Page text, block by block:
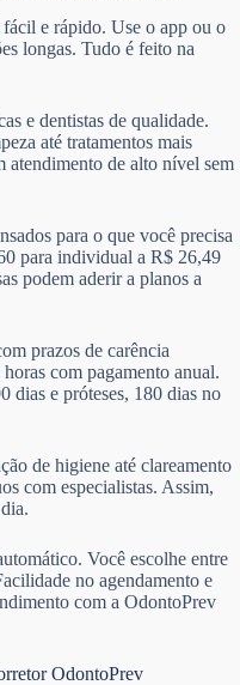
e rápido. Use o app ou o
longas. Tudo é feito na
e dentistas de qualidade.
até tratamentos mais
atendimento de alto nível sem
para o que você precisa
para individual a R$ 26,49
podem aderir a planos a
prazos de carência
com pagamento anual.
dias e próteses, 180 dias no
de higiene até clareamento
com especialistas. Assim,
Você escolhe entre
no agendamento e
com a OdontoPrev
OdontoPrev